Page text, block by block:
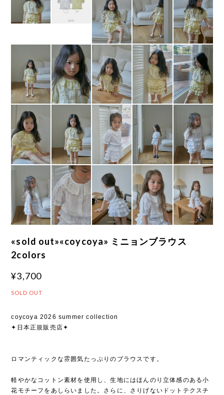
«sold out»«coycoya» ミニョンブラウス
2colors
¥3,700
SOLD OUT
coycoya 2026 summer collection
✦日本正規販売店✦
ロマンティックな雰囲気たっぷりのブラウスです。
軽やかなコットン素材を使用し、生地にはほんのり立体感のある小
花モチーフをあしらいました。さらに、さりげないドットテクスチ